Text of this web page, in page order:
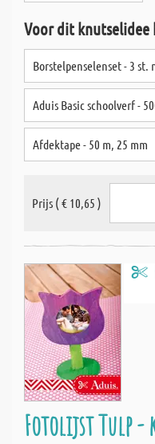
Voor dit knutselidee
Borstelpenselenset - 3 st.
Aduis Basic schoolverf -
Afdektape - 50 m, 25 mm
Prijs ( € 10,65 )
Fotolijst Tulp -